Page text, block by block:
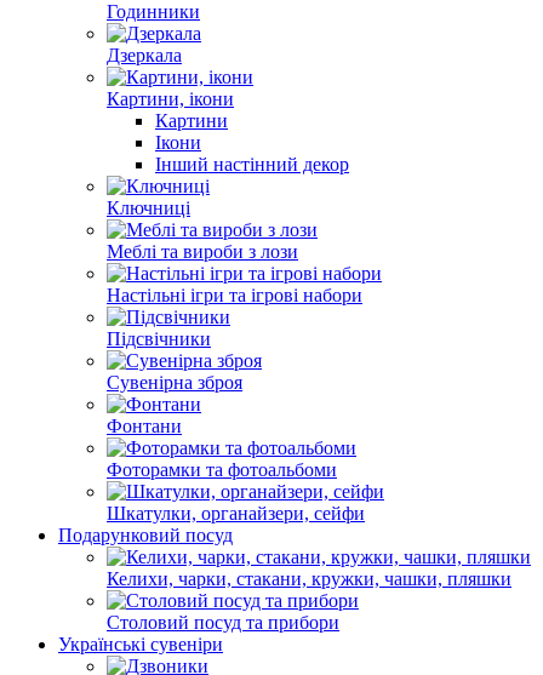
Годинники
Дзеркала
Картини, ікони
Картини
Ікони
Інший настінний декор
Ключниці
Меблі та вироби з лози
Настільні ігри та ігрові набори
Підсвічники
Сувенірна зброя
Фонтани
Фоторамки та фотоальбоми
Шкатулки, органайзери, сейфи
Подарунковий посуд
Келихи, чарки, стакани, кружки, чашки, пляшки
Столовий посуд та прибори
Українські сувеніри